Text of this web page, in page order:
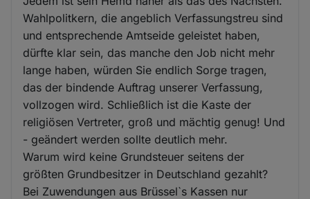
Wahlpolitkern, die angeblich Verfassungstreu sind
und entsprechende Amtseide geleistet haben,
dürfte klar sein, das manche den Job nicht mehr
lange haben, würden Sie endlich Sorge tragen,
das der bindende Auftrag unserer Verfassung,
vollzogen wird. Schließlich ist die Kaste der
religiösen Vertreter, groß und mächtig genug! Und
- geändert werden sollte deutlich mehr.
Warum wird keine Grundsteuer seitens der
größten Grundbesitzer in Deutschland gezahlt?
Bei Zuwendungen aus Brüssel`s Kassen nur